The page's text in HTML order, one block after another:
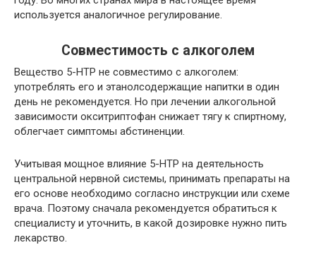
используется аналогичное регулирование.
Совместимость с алкоголем
Вещество 5-HTP не совместимо с алкоголем:
употреблять его и этанолсодержащие напитки в один
день не рекомендуется. Но при лечении алкогольной
зависимости окситриптофан снижает тягу к спиртному,
облегчает симптомы абстиненции.
Учитывая мощное влияние 5-HTP на деятельность
центральной нервной системы, принимать препараты на
его основе необходимо согласно инструкции или схеме
врача. Поэтому сначала рекомендуется обратиться к
специалисту и уточнить, в какой дозировке нужно пить
лекарство.